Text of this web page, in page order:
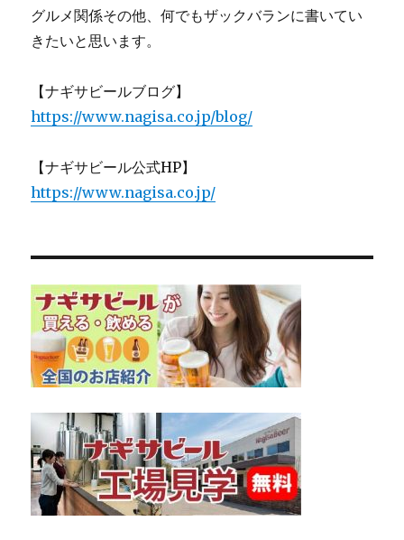
グルメ関係その他、何でもザックバランに書いてい
きたいと思います。
【ナギサビールブログ】
https://www.nagisa.co.jp/blog/
【ナギサビール公式HP】
https://www.nagisa.co.jp/